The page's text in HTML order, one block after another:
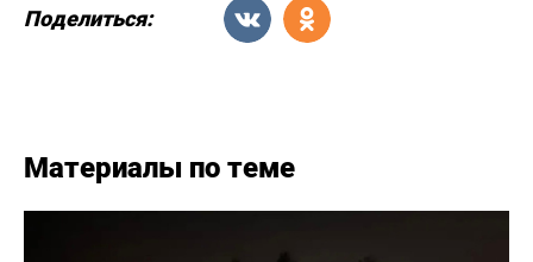
Поделиться:
Материалы по теме